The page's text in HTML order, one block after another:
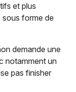
et plus
forme de
demande une
notamment un
pas finisher